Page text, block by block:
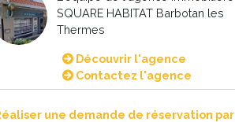
SQUARE HABITAT Barbotan les
Thermes
Découvrir l'agence
Contactez l'agence
une demande de réservation par